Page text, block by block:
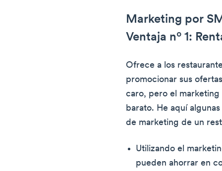
Marketing por
Ventaja nº 1:
Ofrece a los
promocionar sus
caro, pero el
barato. He aquí
de marketing de un
Utilizando el
pueden ahorrar en